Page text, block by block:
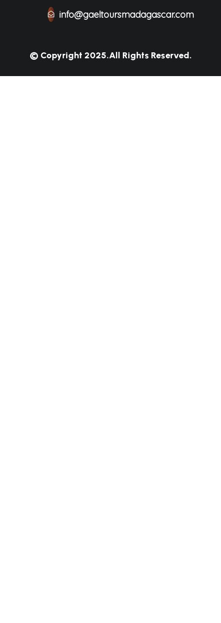
info@gaeltoursmadagascar.com
© Copyright 2025.All Rights Reserved.